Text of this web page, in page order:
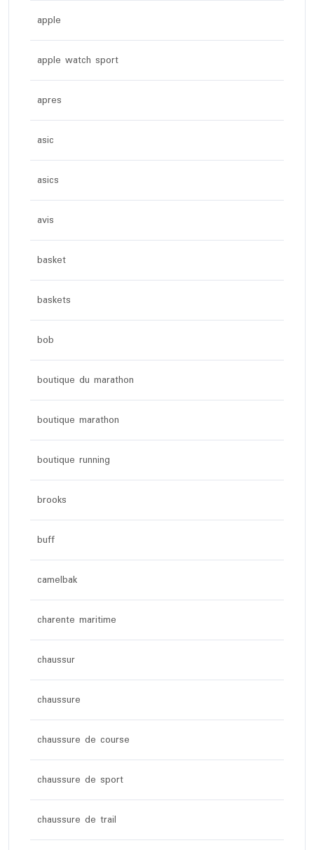
apple
apple watch sport
apres
asic
asics
avis
basket
baskets
bob
boutique du marathon
boutique marathon
boutique running
brooks
buff
camelbak
charente maritime
chaussur
chaussure
chaussure de course
chaussure de sport
chaussure de trail